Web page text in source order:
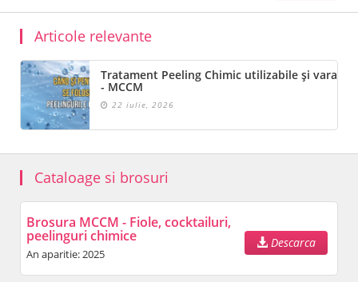
Articole relevante
Tratament Peeling Chimic utilizabile și vara
- MCCM
22 iulie, 2026
Cataloage si brosuri
Brosura MCCM - Fiole, cocktailuri,
peelinguri chimice
An aparitie: 2025
Descarca